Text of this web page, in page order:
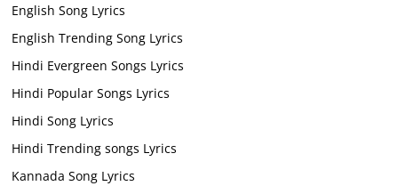
English Song Lyrics
English Trending Song Lyrics
Hindi Evergreen Songs Lyrics
Hindi Popular Songs Lyrics
Hindi Song Lyrics
Hindi Trending songs Lyrics
Kannada Song Lyrics